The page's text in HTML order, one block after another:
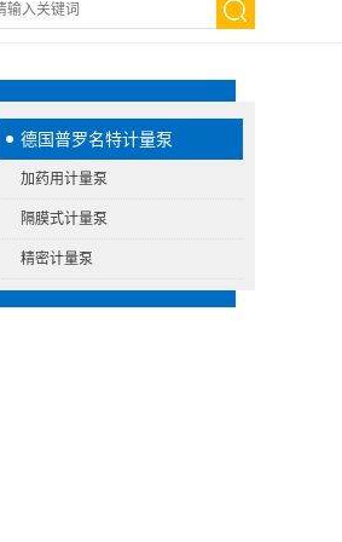
德国普罗名特计量泵
加药用计量泵
隔膜式计量泵
精密计量泵